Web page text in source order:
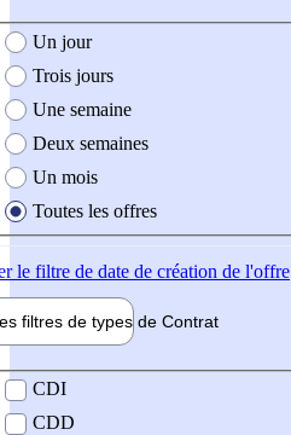
création de l'offre
Un jour
Trois jours
Une semaine
Deux semaines
Un mois
Toutes les offres
le filtre de date de création de l'offre
filtres de types de Contrat
contrat
CDI
CDD